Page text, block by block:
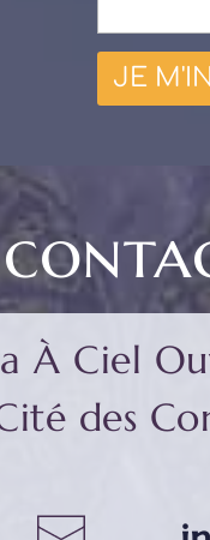
À Ciel
des